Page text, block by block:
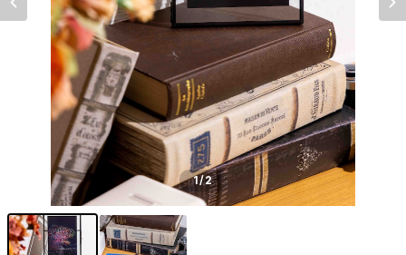
1/2